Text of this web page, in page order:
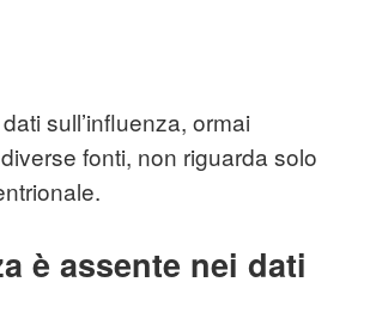
sull’influenza, ormai
fonti, non riguarda solo
è assente nei dati